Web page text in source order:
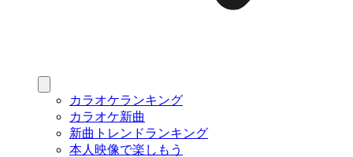
カラオケランキング
カラオケ新曲
新曲トレンドランキング
本人映像で楽しもう